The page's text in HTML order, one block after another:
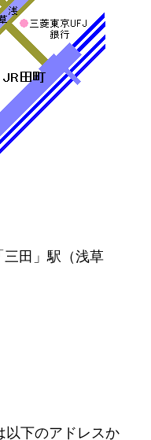
三田」駅（浅草
下のアドレスか